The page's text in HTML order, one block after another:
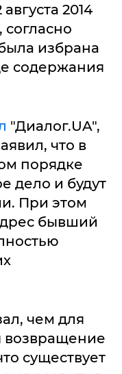
2014
избрана
содержания
"Диалог.UA",
что в
порядке
дело и будут
При этом
бывший
чем для
возвращение
существует